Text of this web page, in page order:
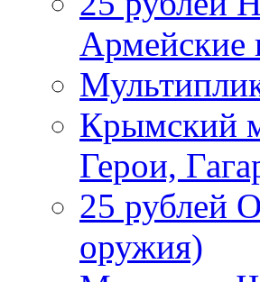
Армейские
Крымский
Герои,
25 рублей
оружия)